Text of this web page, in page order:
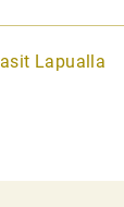
Lapualla